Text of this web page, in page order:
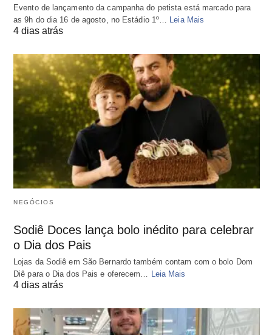
Evento de lançamento da campanha do petista está marcado para
as 9h do dia 16 de agosto, no Estádio 1º… Leia Mais
4 dias atrás
NEGÓCIOS
Sodiê Doces lança bolo inédito para celebrar
o Dia dos Pais
Lojas da Sodiê em São Bernardo também contam com o bolo Dom
Diê para o Dia dos Pais e oferecem… Leia Mais
4 dias atrás